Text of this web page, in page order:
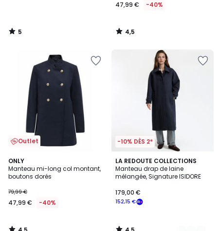
5
/
47,99 € -40%
4,5
/
Outlet
ONLY
Manteau mi-long col montant,
boutons dorés
79,99 €
47,99 € -40%
4,5
/ 5
-10% DÈS 2*
LA REDOUTE COLLECTIONS
Manteau drap de laine
mélangée, Signature ISIDORE
152,15 €
179,00 €
4,5
/ 5
4
Couleurs